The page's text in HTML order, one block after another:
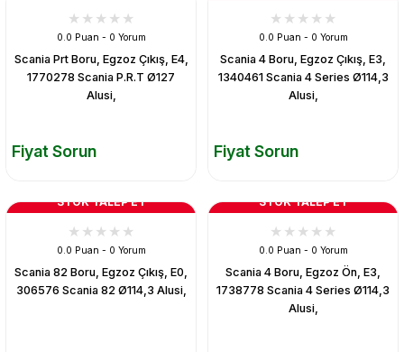
0.0 Puan - 0 Yorum
Scania Prt Boru, Egzoz Çıkış, E4,
1770278 Scania P.R.T Ø127
Alusi,
Fiyat Sorun
0.0 Puan - 0 Yorum
Scania 4 Boru, Egzoz Çıkış, E3,
1340461 Scania 4 Series Ø114,3
Alusi,
Fiyat Sorun
STOK TALEP ET
0.0 Puan - 0 Yorum
Scania 82 Boru, Egzoz Çıkış, E0,
306576 Scania 82 Ø114,3 Alusi,
STOK TALEP ET
0.0 Puan - 0 Yorum
Scania 4 Boru, Egzoz Ön, E3,
1738778 Scania 4 Series Ø114,3
Alusi,